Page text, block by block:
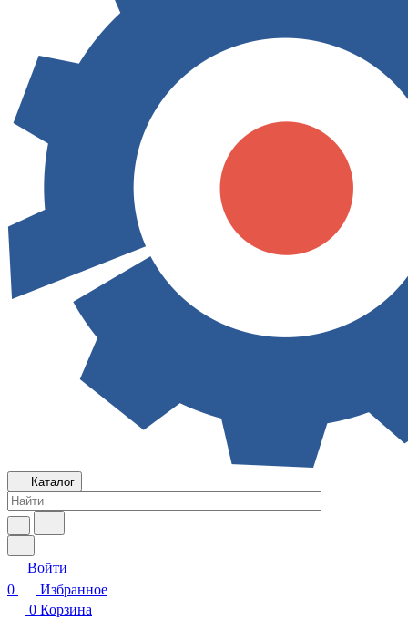
Каталог
Войти
0
Избранное
0 Корзина